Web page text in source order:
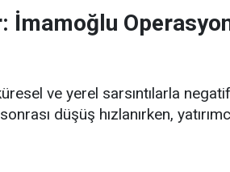
İmamoğlu
ve yerel sarsıntılarla
sonrası düşüş hızlanırken,